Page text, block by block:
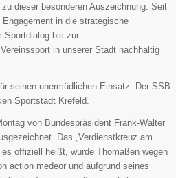
dieser besonderen Auszeichnung. Seit
in die strategische
Sportdialog bis zur
in unserer Stadt nachhaltig
seinen unermüdlichen Einsatz. Der SSB
Sportstadt Krefeld.
von Bundespräsident Frank-Walter
Das „Verdienstkreuz am
offiziell heißt, wurde Thomaßen wegen
action medeor und aufgrund seines